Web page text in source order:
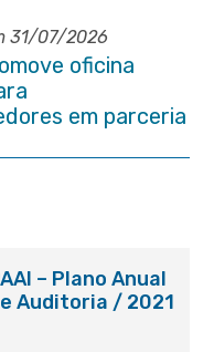
31/07/2026
oficina
em parceria
– Plano Anual
Auditoria / 2021